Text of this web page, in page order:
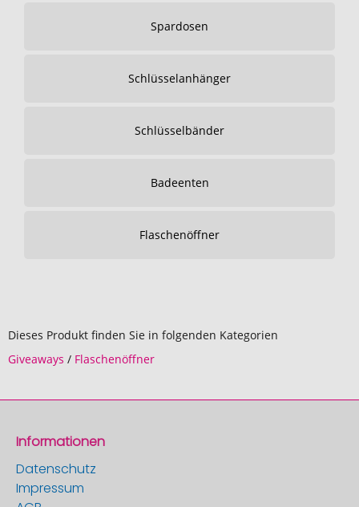
Spardosen
Schlüsselanhänger
Schlüsselbänder
Badeenten
Flaschenöffner
Dieses Produkt finden Sie in folgenden Kategorien
Giveaways / Flaschenöffner
Informationen
Datenschutz
Impressum